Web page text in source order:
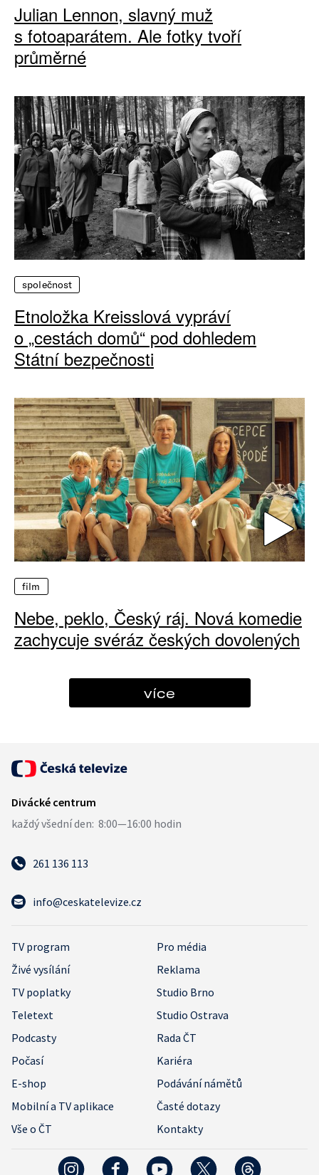
Julian Lennon, slavný muž
s fotoaparátem. Ale fotky tvoří
průměrné
společnost
Etnoložka Kreisslová vypráví
o „cestách domů“ pod dohledem
Státní bezpečnosti
film
Nebe, peklo, Český ráj. Nová komedie
zachycuje svéráz českých dovolených
více
261 136 113
info@ceskatelevize.cz
TV program
Pro média
Živé vysílání
Reklama
TV poplatky
Studio Brno
Teletext
Studio Ostrava
Podcasty
Rada ČT
Počasí
Kariéra
E-shop
Podávání námětů
Mobilní a TV aplikace
Časté dotazy
Vše o ČT
Kontakty